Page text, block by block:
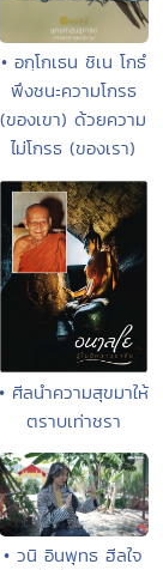
• อกฺโกเธน ชิเน โกธํ
พึงชนะความโกรธ
(ของเขา) ด้วยความ
ไม่โกรธ (ของเรา)
• ศีลนำความสุขมาให้
ตราบเท่าชรา
• วนิ อินพุทธ ฮีลใจ